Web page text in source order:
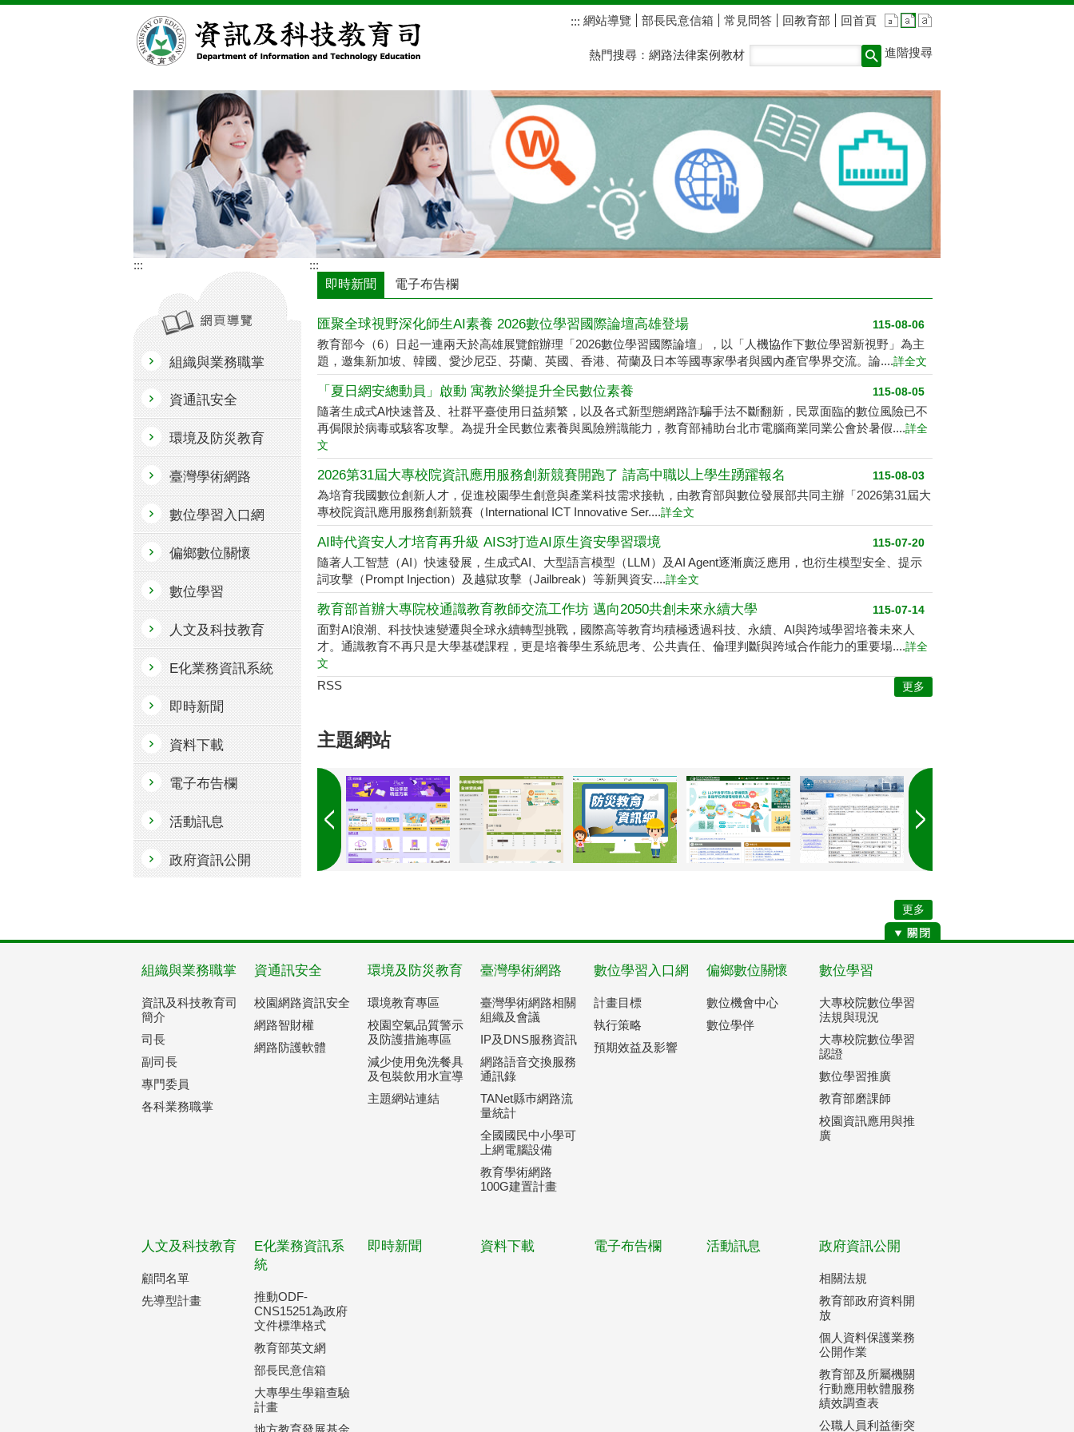
::: 網站導覽 部長民意信箱 常見問答 回教育部 回首頁
進階搜尋
熱門搜尋： 網路法律案例教材
:::
組織與業務職掌
資通訊安全
環境及防災教育
臺灣學術網路
數位學習入口網
偏鄉數位關懷
數位學習
人文及科技教育
E化業務資訊系統
即時新聞
資料下載
電子布告欄
活動訊息
政府資訊公開
:::
即時新聞
電子布告欄
115-08-06
匯聚全球視野深化師生AI素養 2026數位學習國際論壇高雄登場
教育部今（6）日起一連兩天於高雄展覽館辦理「2026數位學習國際論壇」，以「人機協作下數位學習新視野」為主
題，邀集新加坡、韓國、愛沙尼亞、芬蘭、英國、香港、荷蘭及日本等國專家學者與國內產官學界交流。論....詳全文
115-08-05
「夏日網安總動員」啟動 寓教於樂提升全民數位素養
隨著生成式AI快速普及、社群平臺使用日益頻繁，以及各式新型態網路詐騙手法不斷翻新，民眾面臨的數位風險已不
再侷限於病毒或駭客攻擊。為提升全民數位素養與風險辨識能力，教育部補助台北市電腦商業同業公會於暑假....詳全
文
115-08-03
2026第31屆大專校院資訊應用服務創新競賽開跑了 請高中職以上學生踴躍報名
為培育我國數位創新人才，促進校園學生創意與產業科技需求接軌，由教育部與數位發展部共同主辦「2026第31屆大
專校院資訊應用服務創新競賽（International ICT Innovative Ser....詳全文
115-07-20
AI時代資安人才培育再升級 AIS3打造AI原生資安學習環境
隨著人工智慧（AI）快速發展，生成式AI、大型語言模型（LLM）及AI Agent逐漸廣泛應用，也衍生模型安全、提示
詞攻擊（Prompt Injection）及越獄攻擊（Jailbreak）等新興資安....詳全文
115-07-14
教育部首辦大專院校通識教育教師交流工作坊 邁向2050共創未來永續大學
面對AI浪潮、科技快速變遷與全球永續轉型挑戰，國際高等教育均積極透過科技、永續、AI與跨域學習培養未來人
才。通識教育不再只是大學基礎課程，更是培養學生系統思考、公共責任、倫理判斷與跨域合作能力的重要場....詳全
文
RSS 更多
主題網站
更多
組織與業務職掌
資訊及科技教育司
簡介
司長
副司長
專門委員
各科業務職掌
資通訊安全
校園網路資訊安全
網路智財權
網路防護軟體
環境及防災教育
環境教育專區
校園空氣品質警示
及防護措施專區
減少使用免洗餐具
及包裝飲用水宣導
主題網站連結
臺灣學術網路
臺灣學術網路相關
組織及會議
IP及DNS服務資訊
網路語音交換服務
通訊錄
TANet縣巿網路流
量統計
全國國民中小學可
上網電腦設備
教育學術網路
100G建置計畫
數位學習入口網
計畫目標
執行策略
預期效益及影響
偏鄉數位關懷
數位機會中心
數位學伴
數位學習
大專校院數位學習
法規與現況
大專校院數位學習
認證
數位學習推廣
教育部磨課師
校園資訊應用與推
廣
人文及科技教育
顧問名單
先導型計畫
E化業務資訊系
統
推動ODF-
CNS15251為政府
文件標準格式
教育部英文網
部長民意信箱
大專學生學籍查驗
計畫
地方教育發展基金
即時新聞 資料下載 電子布告欄 活動訊息 政府資訊公開
相關法規
教育部政府資料開
放
個人資料保護業務
公開作業
教育部及所屬機關
行動應用軟體服務
績效調查表
公職人員利益衝突